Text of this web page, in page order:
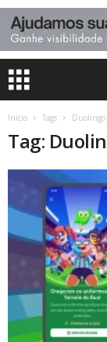
Início Tags Duolingo
Tag: